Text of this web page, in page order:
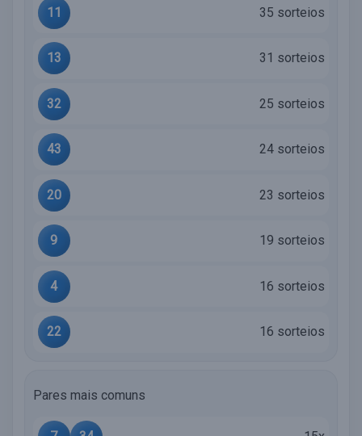
11 35 sorteios
13 31 sorteios
32 25 sorteios
43 24 sorteios
20 23 sorteios
9 19 sorteios
4 16 sorteios
22 16 sorteios
Pares mais comuns